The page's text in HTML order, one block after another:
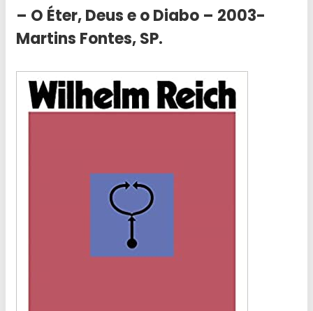
– O Éter, Deus e o Diabo – 2003-
Martins Fontes, SP.